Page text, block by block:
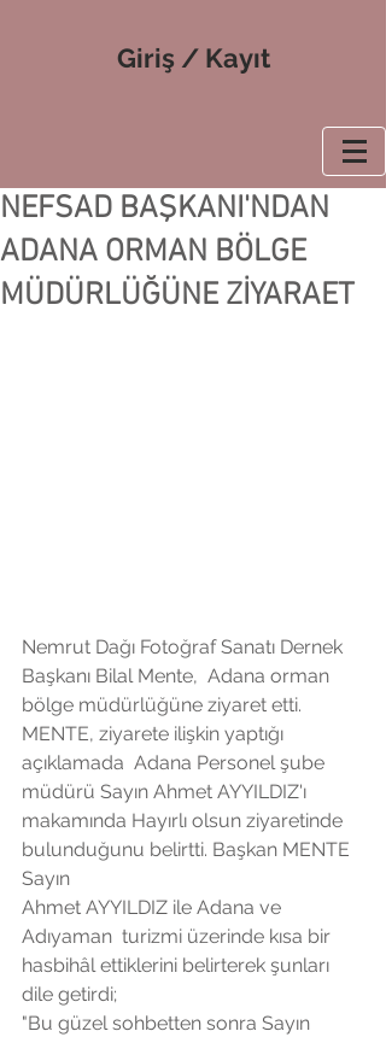
Giriş / Kayıt
NEFSAD BAŞKANI'NDAN
ADANA ORMAN BÖLGE
MÜDÜRLÜĞÜNE ZİYARAET
Nemrut Dağı Fotoğraf Sanatı Dernek
Başkanı Bilal Mente,  Adana orman
bölge müdürlüğüne ziyaret etti.
MENTE, ziyarete ilişkin yaptığı
açıklamada  Adana Personel şube
müdürü Sayın Ahmet AYYILDIZ'ı
makamında Hayırlı olsun ziyaretinde
bulunduğunu belirtti. Başkan MENTE
Sayın
Ahmet AYYILDIZ ile Adana ve
Adıyaman  turizmi üzerinde kısa bir
hasbihâl ettiklerini belirterek şunları
dile getirdi;
"Bu güzel sohbetten sonra Sayın